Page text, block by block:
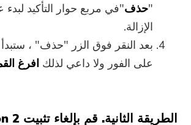
"حذف"في مربع حوار التأكيد لبدء
الإزالة.
بعد النقر فوق الزر "حذف" ، ستبدأ
على الفور ولا داعي لذلك افرغ
الطريقة الثانية. قم بإلغاء تثبيت Python 2 يدويًا